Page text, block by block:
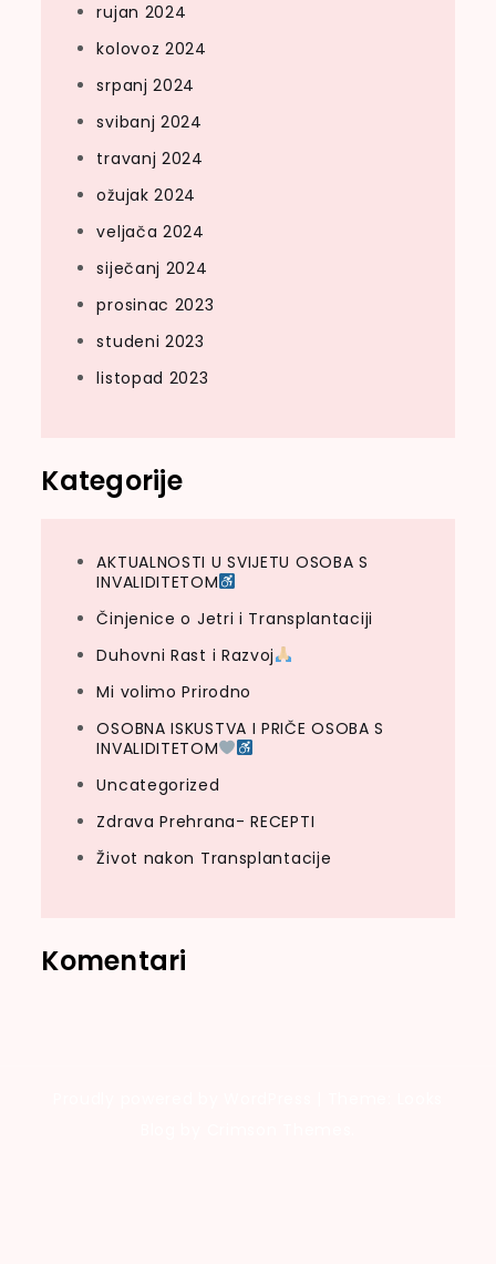
rujan 2024
kolovoz 2024
srpanj 2024
svibanj 2024
travanj 2024
ožujak 2024
veljača 2024
siječanj 2024
prosinac 2023
studeni 2023
listopad 2023
Kategorije
AKTUALNOSTI U SVIJETU OSOBA S
INVALIDITETOM
Činjenice o Jetri i Transplantaciji
Duhovni Rast i Razvoj
Mi volimo Prirodno
OSOBNA ISKUSTVA I PRIČE OSOBA S
INVALIDITETOM
Uncategorized
Zdrava Prehrana- RECEPTI
Život nakon Transplantacije
Komentari